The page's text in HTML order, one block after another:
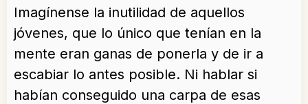
Imagínense la inutilidad de aquellos
jóvenes, que lo único que tenían en la
mente eran ganas de ponerla y de ir a
escabiar lo antes posible. Ni hablar si
habían conseguido una carpa de esas